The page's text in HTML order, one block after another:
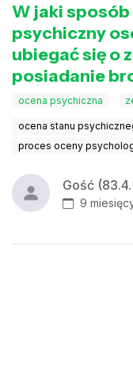
W jaki
psychiczny
ubiegać się o
posiadanie
ocena psychiczna
ocena stanu
proces oceny
Gość
9